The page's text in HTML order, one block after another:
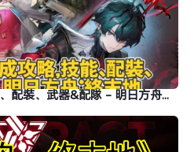
卡繆全方位養成攻略，技能、配裝、武器&配隊 - 明日方舟：終末地